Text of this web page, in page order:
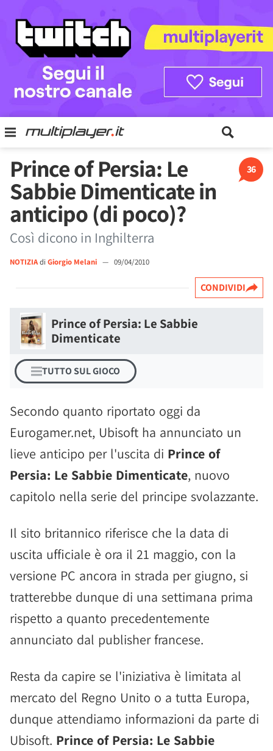
36
Prince of Persia: Le
Sabbie Dimenticate in
anticipo (di poco)?
Così dicono in Inghilterra
NOTIZIAdi Giorgio Melani — 09/04/2010
CONDIVIDI
Prince of Persia: Le Sabbie
Dimenticate
TUTTO SUL GIOCO
Secondo quanto riportato oggi da
Eurogamer.net, Ubisoft ha annunciato un
lieve anticipo per l'uscita di Prince of
Persia: Le Sabbie Dimenticate, nuovo
capitolo nella serie del principe svolazzante.
Il sito britannico riferisce che la data di
uscita ufficiale è ora il 21 maggio, con la
versione PC ancora in strada per giugno, si
tratterebbe dunque di una settimana prima
rispetto a quanto precedentemente
annunciato dal publisher francese.
Resta da capire se l'iniziativa è limitata al
mercato del Regno Unito o a tutta Europa,
dunque attendiamo informazioni da parte di
Ubisoft. Prince of Persia: Le Sabbie